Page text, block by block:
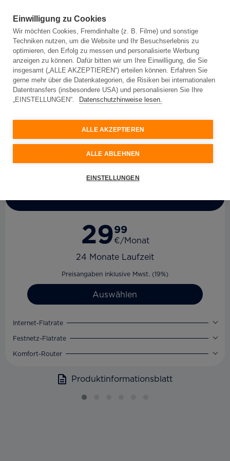
Für Privatkunden Für Geschäftskunden
MyNet150 mit
Sonderkonditionen 24 Monate
Topspeed-Internet mit 150 Mbit/s
2999
€/Monat
24 Monate Laufzeit
Preisangaben inklusive Mwst. (19%)
Auswählen
Internet-Flatrate
Festnetz-Flatrate
Komfort-Router
Produktinformationsblatt
Einwilligung zu Cookies
Wir möchten Cookies, Fremdinhalte (z. B. Filme) und sonstige
Techniken nutzen, um die Website und Ihr Besuchserlebnis zu
optimieren, den Erfolg zu messen und personalisierte Werbung
anzeigen zu können. Dafür bitten wir um Ihre Einwilligung, die Sie
insgesamt („ALLE AKZEPTIEREN“) erteilen können. Erfahren Sie
gerne mehr über die Datenkategorien, die Risiken bei internationalen
Datentransfers (insbesondere USA) und personalisieren Sie Ihre
„EINSTELLUNGEN“.
Datenschutzhinweise lesen.
ALLE AKZEPTIEREN
ALLE ABLEHNEN
EINSTELLUNGEN